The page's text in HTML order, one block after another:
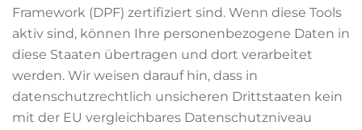
Framework (DPF) zertifiziert sind. Wenn diese Tools
aktiv sind, können Ihre personenbezogene Daten in
diese Staaten übertragen und dort verarbeitet
werden. Wir weisen darauf hin, dass in
datenschutzrechtlich unsicheren Drittstaaten kein
mit der EU vergleichbares Datenschutzniveau